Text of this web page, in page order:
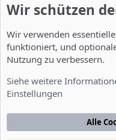
Startseite
Wir schützen
Wir verwenden essentielle
funktioniert, und
Nutzung zu verbessern.
Siehe weitere
Einstellungen
Alle